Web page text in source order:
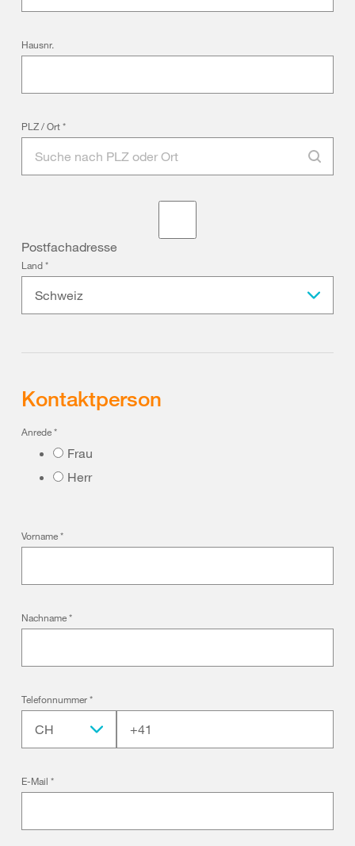
Hausnr.
PLZ / Ort*
Postfachadresse
Land*
Schweiz
Kontaktperson
Anrede*
Frau
Herr
Vorname*
Nachname*
Telefonnummer*
CH
E-Mail *